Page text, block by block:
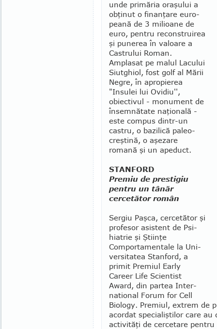
unde primăria oraşului a
obţinut o finanţare euro­
peană de 3 milioane de
euro, pentru reconstruirea
şi punerea în valoare a
Castrului Roman.
Amplasat pe malul Lacului
Siutghiol, fost golf al Mării
Negre, în apropierea
"Insulei lui Ovidiu'',
obiectivul - monument de
însem­nătate naţională -
este compus dintr-un
castru, o bazilică paleo­
creştină, o aşe­zare
romană şi un apeduct.
STANFORD
Premiu de prestigiu
pentru un tânăr
cercetător român
Sergiu Paşca, cercetător şi
profesor asistent de Psi­
hiatrie şi Şti­inţe
Comporta­mentale la Uni­
ver­si­tatea Stan­ford, a
primit Pre­miul Early
Career Life Sci­entist
Award, din partea Inter­
na­tional Forum for Cell
Biology. Pre­miul, extrem de
acordat spe­cialiştilor care au
activităţi de cercetare pentru